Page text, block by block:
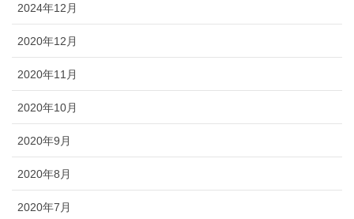
2024年12月
2020年12月
2020年11月
2020年10月
2020年9月
2020年8月
2020年7月